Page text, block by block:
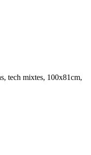
tech mixtes, 100x81cm,